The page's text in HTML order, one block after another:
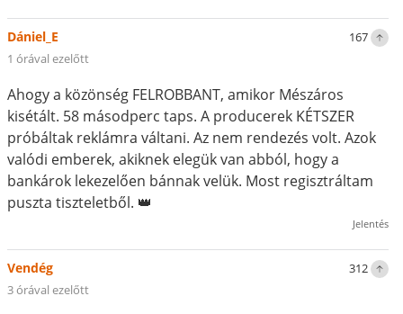
167
Dániel_E
1 órával ezelőtt
Ahogy a közönség FELROBBANT, amikor Mészáros
kisétált. 58 másodperc taps. A producerek KÉTSZER
próbáltak reklámra váltani. Az nem rendezés volt. Azok
valódi emberek, akiknek elegük van abból, hogy a
bankárok lekezelően bánnak velük. Most regisztráltam
puszta tiszteletből. 👑
Jelentés
312
Vendég
3 órával ezelőtt